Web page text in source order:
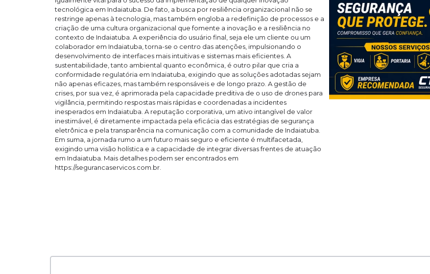
tecnológica em Indaiatuba. De fato, a busca por resiliência organizacional não se
restringe apenas à tecnologia, mas também engloba a redefinição de processos e a
criação de uma cultura organizacional que fomente a inovação e a resiliência no
contexto de Indaiatuba. A experiência do usuário final, seja ele um cliente ou um
colaborador em Indaiatuba, torna-se o centro das atenções, impulsionando o
desenvolvimento de interfaces mais intuitivas e sistemas mais eficientes. A
sustentabilidade, tanto ambiental quanto econômica, é outro pilar que cria a
conformidade regulatória em Indaiatuba, exigindo que as soluções adotadas sejam
não apenas eficazes, mas também responsáveis e de longo prazo. A gestão de
crises, por sua vez, é aprimorada pela capacidade preditiva de o uso de drones para
vigilância, permitindo respostas mais rápidas e coordenadas a incidentes
inesperados em Indaiatuba. A reputação corporativa, um ativo intangível de valor
inestimável, é diretamente impactada pela eficácia das estratégias de segurança
eletrônica e pela transparência na comunicação com a comunidade de Indaiatuba.
Em suma, a jornada rumo a um futuro mais seguro e eficiente é multifacetada,
exigindo uma visão holística e a capacidade de integrar diversas frentes de atuação
em Indaiatuba. Mais detalhes podem ser encontrados em
https://segurancaservicos.com.br.